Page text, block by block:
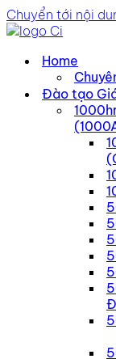
Chuyển tới nội
Home
Đào tạo